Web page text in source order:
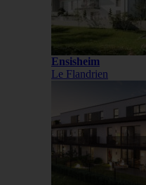
Ensisheim
Le Flandrien